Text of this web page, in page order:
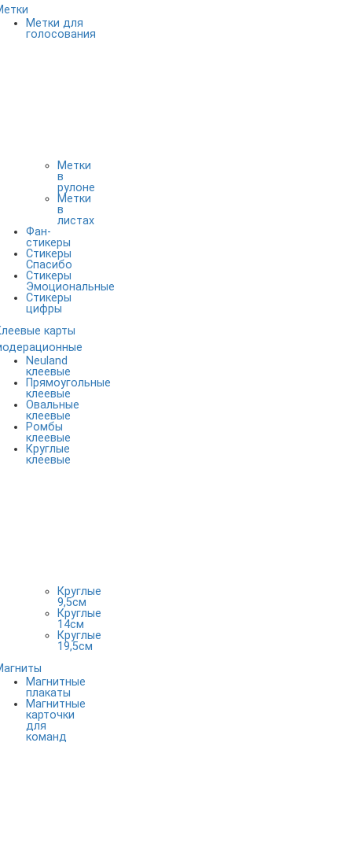
Метки для
голосования
Метки
в
рулоне
Метки
в
листах
Фан-
стикеры
Стикеры
Спасибо
Стикеры
Эмоциональные
Стикеры
цифры
карты
Neuland
клеевые
Прямоугольные
клеевые
Овальные
клеевые
Ромбы
клеевые
Круглые
клеевые
Круглые
9,5см
Круглые
14см
Круглые
19,5см
Магнитные
плакаты
Магнитные
карточки
для
команд